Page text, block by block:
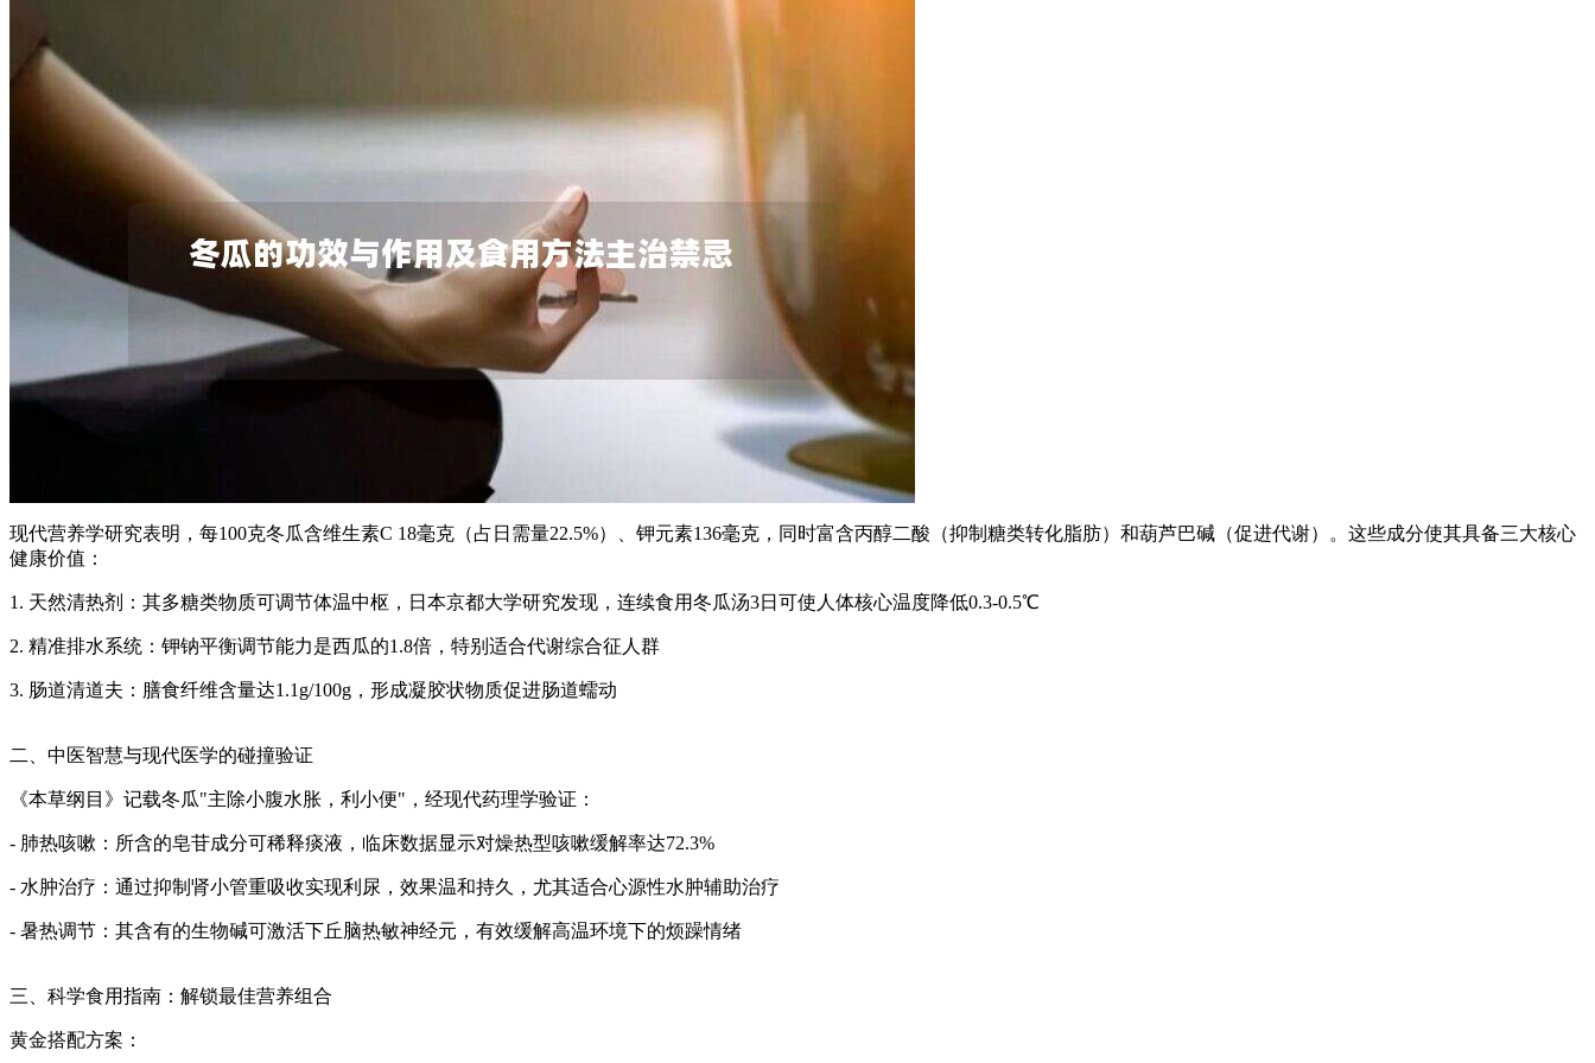
现代营养学研究表明，每100克冬瓜含维生素C 18毫克（占日需量22.5%）、钾元素136毫克，同时富含丙醇二酸（抑制糖类转化脂肪）和葫芦巴碱（促进代谢）。这些成分使其具备三大核心
健康价值：
1. 天然清热剂：其多糖类物质可调节体温中枢，日本京都大学研究发现，连续食用冬瓜汤3日可使人体核心温度降低0.3-0.5℃
2. 精准排水系统：钾钠平衡调节能力是西瓜的1.8倍，特别适合代谢综合征人群
3. 肠道清道夫：膳食纤维含量达1.1g/100g，形成凝胶状物质促进肠道蠕动
二、中医智慧与现代医学的碰撞验证
《本草纲目》记载冬瓜"主除小腹水胀，利小便"，经现代药理学验证：
- 肺热咳嗽：所含的皂苷成分可稀释痰液，临床数据显示对燥热型咳嗽缓解率达72.3%
- 水肿治疗：通过抑制肾小管重吸收实现利尿，效果温和持久，尤其适合心源性水肿辅助治疗
- 暑热调节：其含有的生物碱可激活下丘脑热敏神经元，有效缓解高温环境下的烦躁情绪
三、科学食用指南：解锁最佳营养组合
黄金搭配方案：